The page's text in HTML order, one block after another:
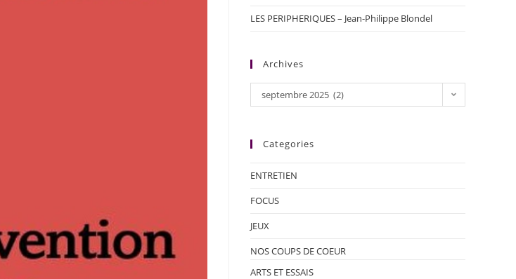
LES PERIPHERIQUES – Jean-Philippe Blondel
Archives
septembre 2025 (2)
Categories
ENTRETIEN
FOCUS
JEUX
NOS COUPS DE COEUR
ARTS ET ESSAIS